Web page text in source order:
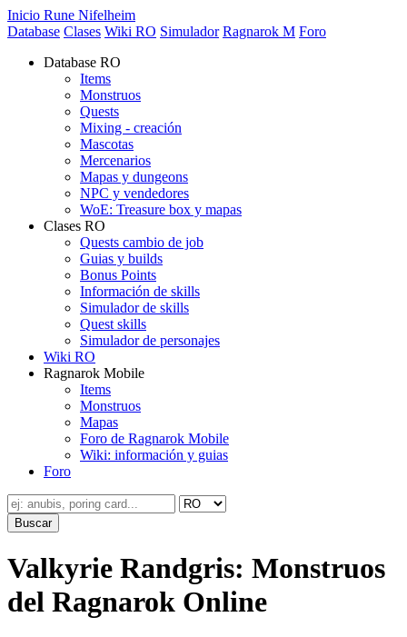
Inicio Rune Nifelheim
Database Clases Wiki RO Simulador Ragnarok M Foro
Database RO
Items
Monstruos
Quests
Mixing - creación
Mascotas
Mercenarios
Mapas y dungeons
NPC y vendedores
WoE: Treasure box y mapas
Clases RO
Quests cambio de job
Guias y builds
Bonus Points
Información de skills
Simulador de skills
Quest skills
Simulador de personajes
Wiki RO
Ragnarok Mobile
Items
Monstruos
Mapas
Foro de Ragnarok Mobile
Wiki: información y guias
Foro
Valkyrie Randgris: Monstruos
del Ragnarok Online